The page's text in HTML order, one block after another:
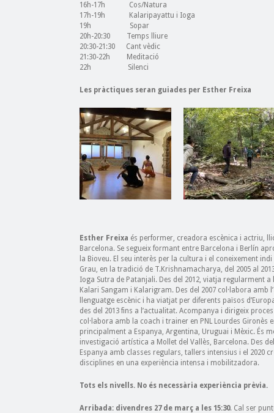
16h-17h Cos/Natura
17h-19h Kalaripayattu i Ioga
19h Sopar
20h-20:30 Temps lliure
20:30-21:30 Cant vèdic
21:30-22h Meditació
22h Silenci
Les pràctiques seran guiades per Esther Freixa
Esther Freixa és performer, creadora escènica i actriu,
Barcelona. Se segueix formant entre Barcelona i Berlín
la Bioveu. El seu interès per la cultura i el coneixement
Grau, en la tradició de T.Krishnamacharya, del 2005 al
Ioga Sutra de Patanjali. Des del 2012, viatja regularment
Kalari Sangam i Kalarigram. Des del 2007 col·labora
llenguatge escènic i ha viatjat per diferents països
des del 2013 fins a l’actualitat. Acompanya i dirigeix
col·labora amb la coach i trainer en PNL Lourdes
principalment a Espanya, Argentina, Uruguai i Mèxic. És
investigació artística a Mollet del Vallès, Barcelona. Des
Espanya amb classes regulars, tallers intensius i el 2020
disciplines en una experiència intensa i mobilitzadora.
Tots els nivells. No és necessària experiència prèvia.
Arribada: divendres 27 de març a les 15:30. Cal ser